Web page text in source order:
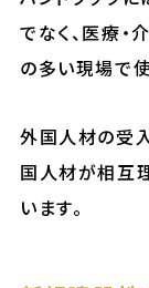
でなく、医療・
の多い現場で
外国人材の受
国人材が相互
います。